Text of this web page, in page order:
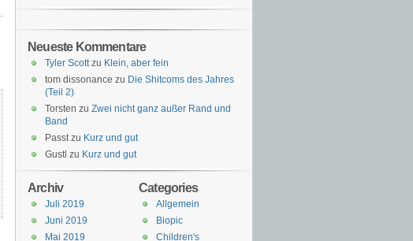
Neueste Kommentare
Tyler Scottzu Klein, aber fein
tom dissonance zu Die Shitcoms des Jahres
(Teil 2)
Torsten zu Zwei nicht ganz außer Rand und
Band
Passtzu Kurz und gut
Gustl zu Kurz und gut
Categories
Allgemein
Biopic
Children's
Archiv
Juli 2019
Juni 2019
Mai 2019